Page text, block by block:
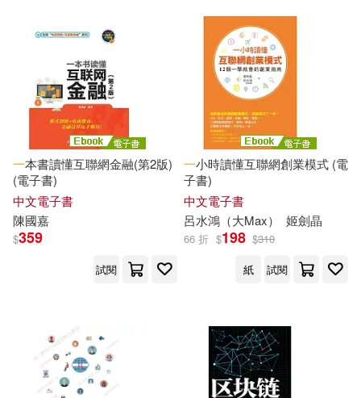
一本書讀懂互聯網金融(第2版)
(電子書)
中文電子書
陳國嘉
$359
試閱
一小時讀懂互聯網創業模式 (電
子書)
中文電子書
呂水鴻（大Max）
姬劍晶
66 折 $198 $310
紙
試閱